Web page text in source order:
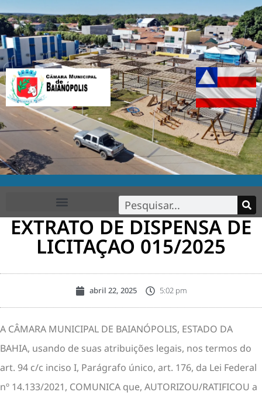
EXTRATO DE DISPENSA DE
LICITAÇAO 015/2025
abril 22, 2025 5:02 pm
A CÂMARA MUNICIPAL DE BAIANÓPOLIS, ESTADO DA
BAHIA, usando de suas atribuições legais, nos termos do
art. 94 c/c inciso I, Parágrafo único, art. 176, da Lei Federal
nº 14.133/2021, COMUNICA que, AUTORIZOU/RATIFICOU a